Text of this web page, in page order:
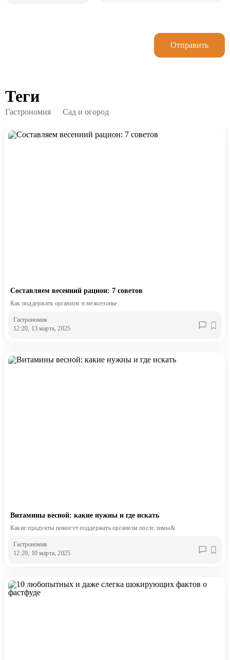
Вся лента
Вся лента
Вся лента
Отправить
Теги
Гастрономия Сад и огород
Составляем весенний рацион: 7 советов
Как поддержать организм в межсезонье.
Гастрономия
12:20, 13 марта, 2025
Витамины весной: какие нужны и где искать
Какие продукты помогут поддержать организм после зимы&
Гастрономия
12:20, 10 марта, 2025